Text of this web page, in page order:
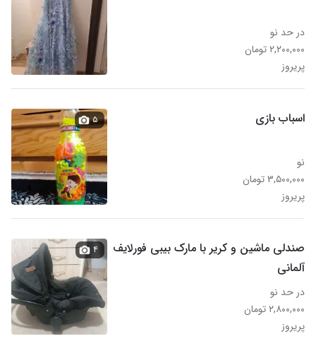
در حد نو
۲,۲۰۰,۰۰۰ تومان
پریروز
اسباب بازی
نو
۳,۵۰۰,۰۰۰ تومان
پریروز
۵
صندلی ماشین و کریر با مارک بیبی فورلایف
آلمانی
در حد نو
۲,۸۰۰,۰۰۰ تومان
پریروز
۴